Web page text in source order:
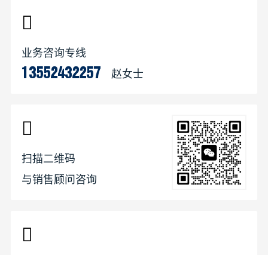
业务咨询专线
13552432257 赵女士
扫描二维码
与销售顾问咨询